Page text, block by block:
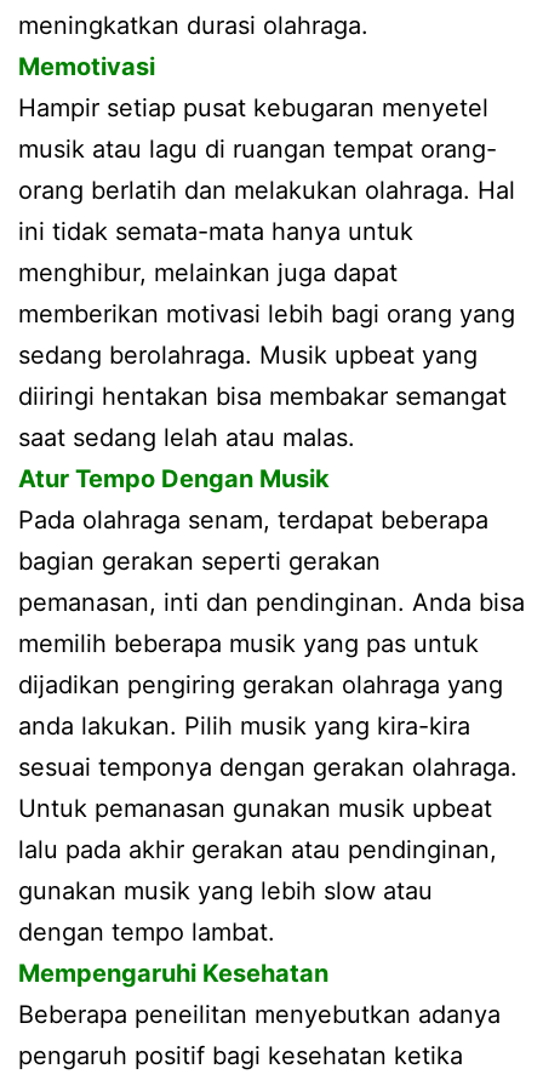
meningkatkan durasi olahraga.
Memotivasi
Hampir setiap pusat kebugaran menyetel
musik atau lagu di ruangan tempat orang-
orang berlatih dan melakukan olahraga. Hal
ini tidak semata-mata hanya untuk
menghibur, melainkan juga dapat
memberikan motivasi lebih bagi orang yang
sedang berolahraga. Musik upbeat yang
diiringi hentakan bisa membakar semangat
saat sedang lelah atau malas.
Atur Tempo Dengan Musik
Pada olahraga senam, terdapat beberapa
bagian gerakan seperti gerakan
pemanasan, inti dan pendinginan. Anda bisa
memilih beberapa musik yang pas untuk
dijadikan pengiring gerakan olahraga yang
anda lakukan. Pilih musik yang kira-kira
sesuai temponya dengan gerakan olahraga.
Untuk pemanasan gunakan musik upbeat
lalu pada akhir gerakan atau pendinginan,
gunakan musik yang lebih slow atau
dengan tempo lambat.
Mempengaruhi Kesehatan
Beberapa peneilitan menyebutkan adanya
pengaruh positif bagi kesehatan ketika